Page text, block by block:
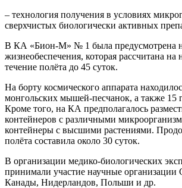
– технология получения в условиях
сверхчистых биологически активных
В КА «Бион-М» № 1 была предусмотрена
жизнеобеспечения, которая рассчитана
течение полёта до 45 суток.
На борту космического аппарата
монгольских мышей-песчанок, а также 15
Кроме того, на КА предполагалось
контейнеров с различными
контейнеры с высшими растениями.
полёта составила около 30 суток.
В организации медико-биологических
принимали участие научные
Канады, Нидерландов, Польши и др.